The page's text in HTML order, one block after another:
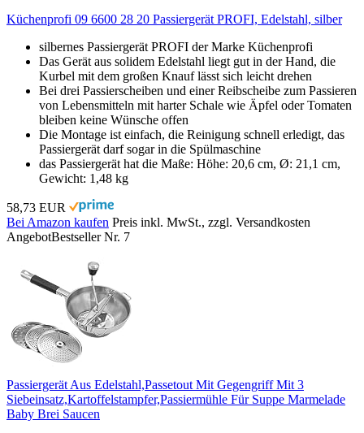
Küchenprofi 09 6600 28 20 Passiergerät PROFI, Edelstahl, silber
silbernes Passiergerät PROFI der Marke Küchenprofi
Das Gerät aus solidem Edelstahl liegt gut in der Hand, die
Kurbel mit dem großen Knauf lässt sich leicht drehen
Bei drei Passierscheiben und einer Reibscheibe zum Passieren
von Lebensmitteln mit harter Schale wie Äpfel oder Tomaten
bleiben keine Wünsche offen
Die Montage ist einfach, die Reinigung schnell erledigt, das
Passiergerät darf sogar in die Spülmaschine
das Passiergerät hat die Maße: Höhe: 20,6 cm, Ø: 21,1 cm,
Gewicht: 1,48 kg
58,73 EUR
Bei Amazon kaufen Preis inkl. MwSt., zzgl. Versandkosten
AngebotBestseller Nr. 7
Passiergerät Aus Edelstahl,Passetout Mit Gegengriff Mit 3
Siebeinsatz,Kartoffelstampfer,Passiermühle Für Suppe Marmelade
Baby Brei Saucen